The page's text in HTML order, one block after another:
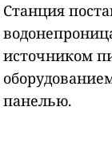
Станция
источником
панелью.